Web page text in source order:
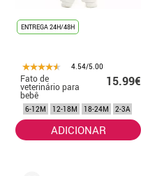
ENTREGA 24H/48H
4.54/5.00
Fato de
veterinário para
bebê
15.99€
6-12M 12-18M 18-24M 2-3A
ADICIONAR